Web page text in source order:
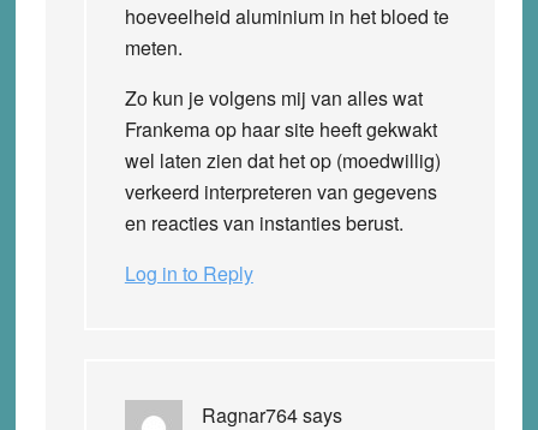
hoeveelheid aluminium in het bloed te
meten.
Zo kun je volgens mij van alles wat
Frankema op haar site heeft gekwakt
wel laten zien dat het op (moedwillig)
verkeerd interpreteren van gegevens
en reacties van instanties berust.
Log in to Reply
Ragnar764says